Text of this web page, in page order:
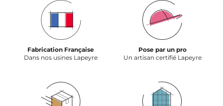
Fabrication Française
Dans nos usines Lapeyre
Pose par un pro
Un artisan certifié Lapeyre